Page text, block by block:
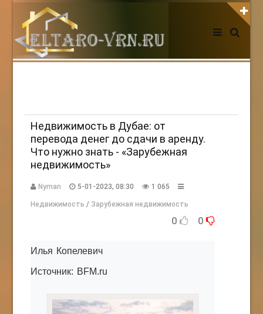
АВТОРИЗАЦИЯ НА САЙТЕ
Регистрация
НОВОСТИ СЕГОДНЯ
Edgarpo26@gmail.com
Недвижимость в Дубае: от
перевода денег до сдачи в аренду.
Что нужно знать - «Зарубежная
недвижимость»
Nyman 5-01-2023, 08:30 1 065
Недвижимость / Зарубежная недвижимость
0 0
Илья Копелевич
Источник: BFM.ru